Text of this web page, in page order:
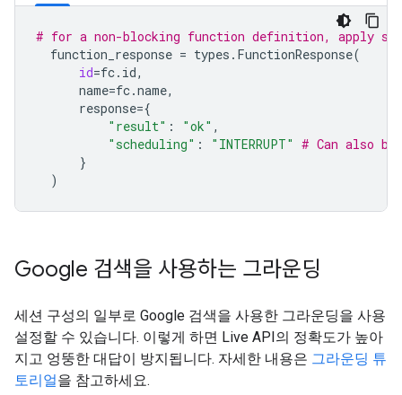
# for a non-blocking function definition, apply
function_response = types . FunctionResponse(
id=fc. id,
name=fc.name,
response={
"result" : "ok" ,
"scheduling" : "INTERRUPT" # Can also be
}
)
Google 검색을 사용하는 그라운딩
세션 구성의 일부로 Google 검색을 사용한 그라운딩을 사용
설정할 수 있습니다. 이렇게 하면 Live API의 정확도가 높아
지고 엉뚱한 대답이 방지됩니다. 자세한 내용은 그라운딩 튜
토리얼을 참고하세요.